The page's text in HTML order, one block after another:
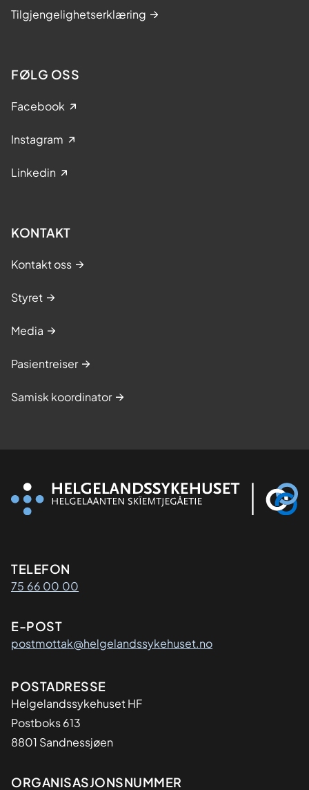
Tilgjengelighetserklæring
FØLG OSS
Facebook
Instagram
Linkedin
KONTAKT
Kontakt oss
Styret
Media
Pasientreiser
Samisk koordinator
Kontaktinformasjon
TELEFON
75 66 00 00
E-POST
postmottak@helgelandssykehuset.no
Adresse
POSTADRESSE
Helgelandssykehuset HF
Postboks 613
8801 Sandnessjøen
Organisasjon
ORGANISASJONSNUMMER